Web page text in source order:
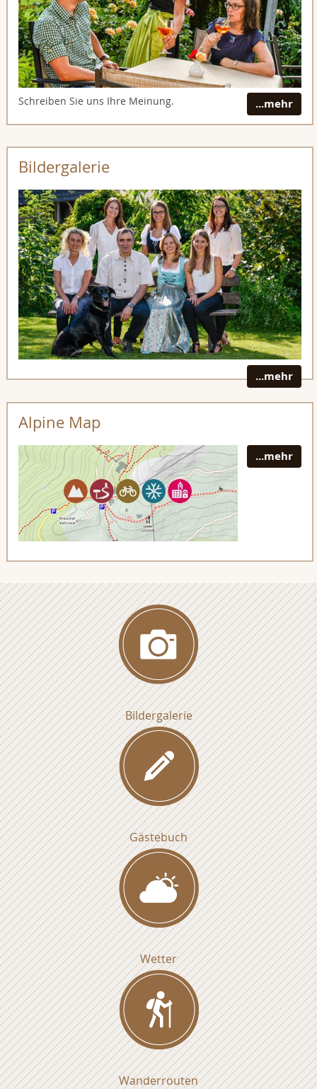
Schreiben Sie uns Ihre Meinung. ...mehr
Bildergalerie
...mehr
Alpine Map
...mehr
Bildergalerie
Gästebuch
Wetter
Wanderrouten